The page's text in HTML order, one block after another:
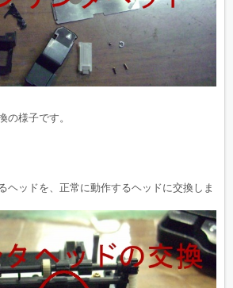
の様子です。
ヘッドを、正常に動作するヘッドに交換しま